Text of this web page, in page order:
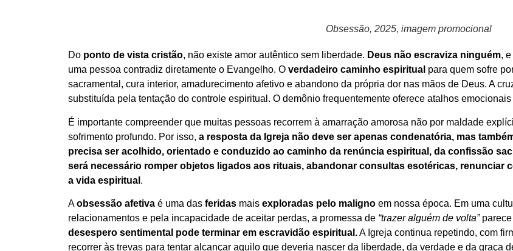
Obsessão, 2025, imagem promocional
Do ponto de vista cristão, não existe amor autêntico sem liberdade. Deus não escraviza ninguém,
uma pessoa contradiz diretamente o Evangelho. O verdadeiro caminho espiritual para quem sofre
sacramental, cura interior, amadurecimento afetivo e abandono da própria dor nas mãos de Deus. A
substituída pela tentação do controle espiritual. O demônio frequentemente oferece atalhos
É importante compreender que muitas pessoas recorrem à amarração amorosa não por maldade
sofrimento profundo. Por isso, a resposta da Igreja não deve ser apenas condenatória, mas
precisa ser acolhido, orientado e conduzido ao caminho da renúncia espiritual, da confissão
será necessário romper objetos ligados aos rituais, abandonar consultas esotéricas, renunciar
a vida espiritual .
Aobsessão afetiva é uma das feridas mais exploradas pelo maligno em nossa época. Em uma
relacionamentos e pela incapacidade de aceitar perdas, a promessa de “trazer alguém de volta”parece
desespero sentimental pode terminar em escravidão espiritual.A Igreja continua repetindo, com
recorrer às trevas para tentar alcançar aquilo que deveria nascer da liberdade, da verdade e da graça